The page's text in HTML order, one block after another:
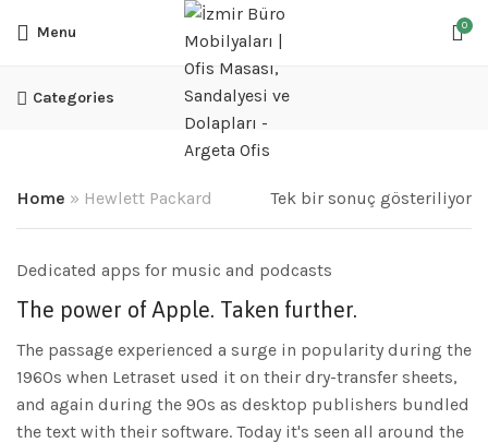
Menu 0
Categories
Home » Hewlett Packard Tek bir sonuç gösteriliyor
Dedicated apps for music and podcasts
The power of Apple. Taken further.
The passage experienced a surge in popularity during the
1960s when Letraset used it on their dry-transfer sheets,
and again during the 90s as desktop publishers bundled
the text with their software. Today it's seen all around the